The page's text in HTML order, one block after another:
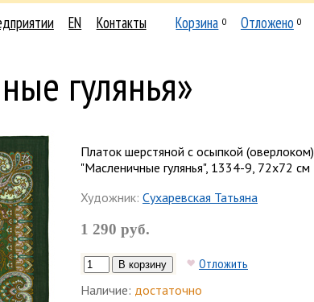
EN Контакты Корзина 0 Отложено 0
гулянья»
Платок шерстяной с осыпкой (оверлоком)
"Масленичные гулянья", 1334-9, 72х72 см
Художник: Сухаревская Татьяна
1 290 руб.
Отложить
Наличие: достаточно